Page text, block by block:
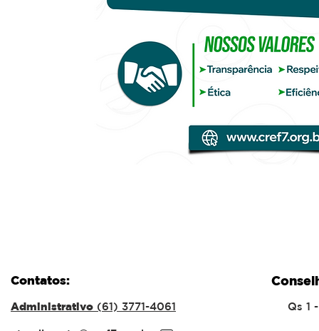
Contatos:
Administrativo (61) 3771-4061 Qs 1